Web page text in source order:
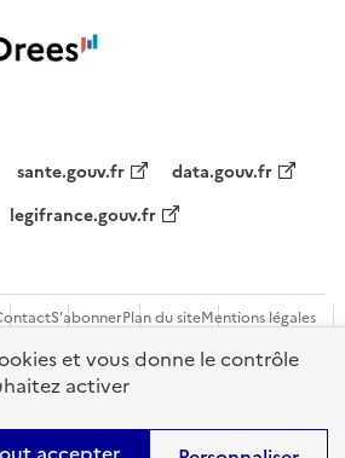
sante.gouv.fr
data.gouv.fr
legifrance.gouv.fr
S'abonnerPlan du siteMentions légales
les contenus de ce site sont sous
et vous donne le contrôle
activer